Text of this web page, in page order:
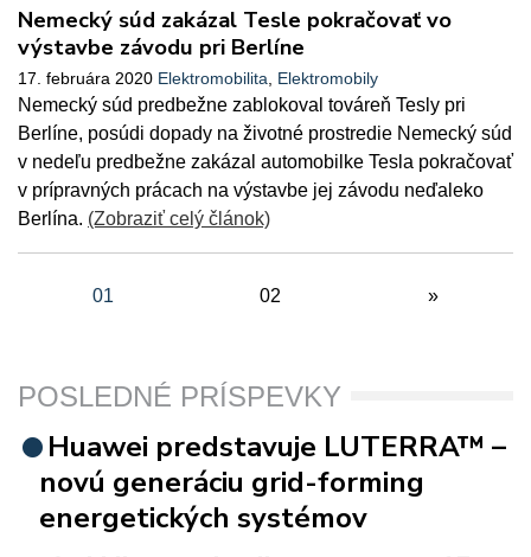
Nemecký súd zakázal Tesle pokračovať vo
výstavbe závodu pri Berlíne
17. februára 2020 Elektromobilita Elektromobily
Nemecký súd predbežne zablokoval továreň Tesly pri
Berlíne, posúdi dopady na životné prostredie Nemecký súd
v nedeľu predbežne zakázal automobilke Tesla pokračovať
v prípravných prácach na výstavbe jej závodu neďaleko
Berlína. (Zobraziť celý článok)
01 02 »
POSLEDNÉ PRÍSPEVKY
Huawei predstavuje LUTERRA™ –
novú generáciu grid-forming
energetických systémov